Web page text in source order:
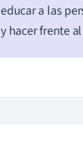
educar a las
y hacer frente